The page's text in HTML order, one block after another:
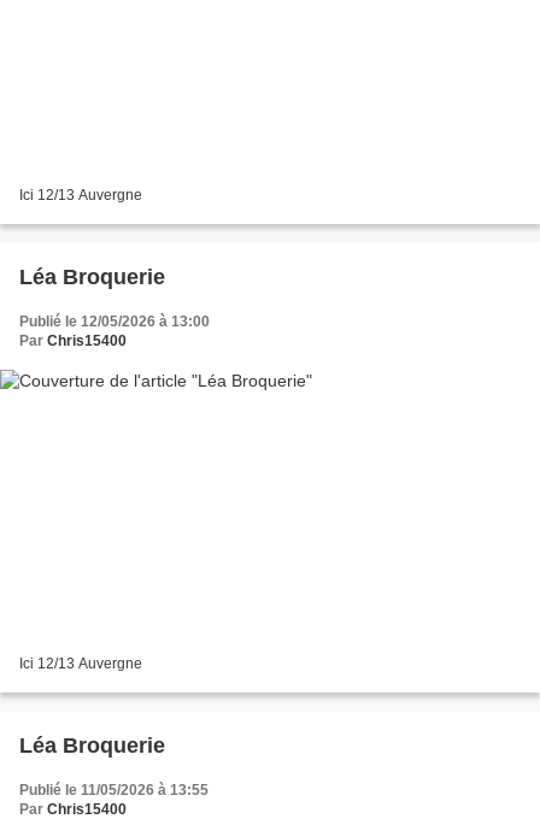
Ici 12/13 Auvergne
Léa Broquerie
Publié le 12/05/2026 à 13:00
Par Chris15400
Ici 12/13 Auvergne
Léa Broquerie
Publié le 11/05/2026 à 13:55
Par Chris15400